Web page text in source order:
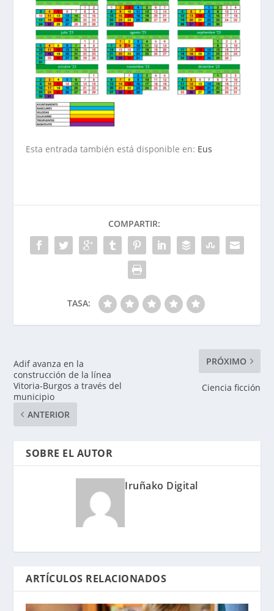
Esta entrada también está disponible en: Eus
COMPARTIR:
TASA:
Adif avanza en la
construcción de la línea
Vitoria-Burgos a través del
municipio
ANTERIOR
PRÓXIMO
Ciencia ficción
SOBRE EL AUTOR
Iruñako Digital
ARTÍCULOS RELACIONADOS